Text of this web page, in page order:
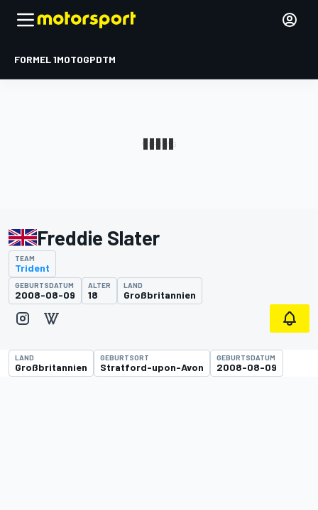
FORMEL 1MOTOGPDTM
Freddie Slater
TEAM
Trident
GEBURTSDATUM
2008-08-09
ALTER
18
LAND
Großbritannien
LAND
Großbritannien
GEBURTSORT
Stratford-upon-Avon
GEBURTSDATUM
2008-08-09